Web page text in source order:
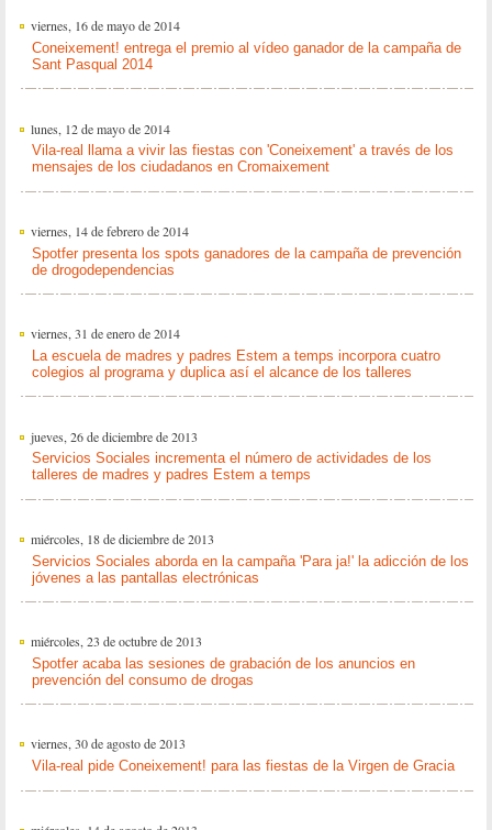
viernes, 16 de mayo de 2014
Coneixement! entrega el premio al vídeo ganador de la campaña de
Sant Pasqual 2014
lunes, 12 de mayo de 2014
Vila-real llama a vivir las fiestas con 'Coneixement' a través de los
mensajes de los ciudadanos en Cromaixement
viernes, 14 de febrero de 2014
Spotfer presenta los spots ganadores de la campaña de prevención
de drogodependencias
viernes, 31 de enero de 2014
La escuela de madres y padres Estem a temps incorpora cuatro
colegios al programa y duplica así el alcance de los talleres
jueves, 26 de diciembre de 2013
Servicios Sociales incrementa el número de actividades de los
talleres de madres y padres Estem a temps
miércoles, 18 de diciembre de 2013
Servicios Sociales aborda en la campaña 'Para ja!' la adicción de los
jóvenes a las pantallas electrónicas
miércoles, 23 de octubre de 2013
Spotfer acaba las sesiones de grabación de los anuncios en
prevención del consumo de drogas
viernes, 30 de agosto de 2013
Vila-real pide Coneixement! para las fiestas de la Virgen de Gracia